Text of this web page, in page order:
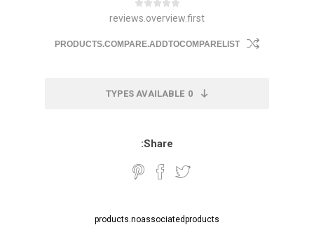
reviews.overview.first
PRODUCTS.COMPARE.ADDTOCOMPARELIST
0
TYPES AVAILABLE
Share:
products.noassociatedproducts